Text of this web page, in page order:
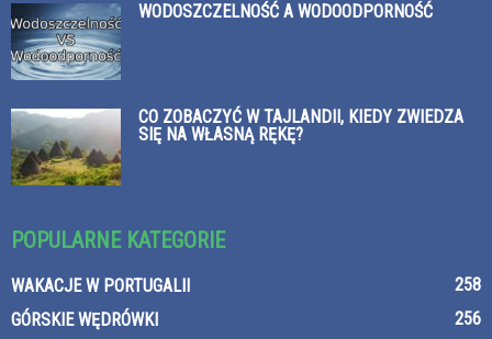
WODOSZCZELNOŚĆ A WODOODPORNOŚĆ
CO ZOBACZYĆ W TAJLANDII, KIEDY ZWIEDZA
SIĘ NA WŁASNĄ RĘKĘ?
POPULARNE KATEGORIE
WAKACJE W PORTUGALII
258
GÓRSKIE WĘDRÓWKI
256